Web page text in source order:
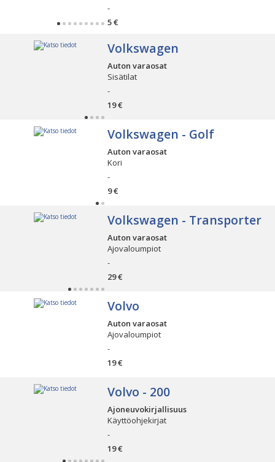
-
5 €
Volkswagen
Auton varaosat
Sisätilat
-
19 €
Volkswagen - Golf
Auton varaosat
Kori
-
9 €
Volkswagen - Transporter
Auton varaosat
Ajovaloumpiot
-
29 €
Volvo
Auton varaosat
Ajovaloumpiot
-
19 €
Volvo - 200
Ajoneuvokirjallisuus
Käyttöohjekirjat
-
19 €